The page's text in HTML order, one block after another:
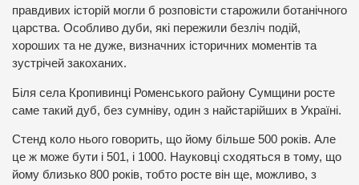
правдивих історій могли б розповісти старожили ботанічного
царства. Особливо дуби, які пережили безліч подій,
хороших та не дуже, визначних історичних моментів та
зустрічей закоханих.
Біля села Кропивинці Роменського району Сумщини росте
саме такий дуб, без сумніву, один з найстарійших в Україні.
Стенд коло нього говорить, що йому більше 500 років. Але
це ж може бути і 501, і 1000. Науковці сходяться в тому, що
йому близько 800 років, тобто росте він ще, можливо, з